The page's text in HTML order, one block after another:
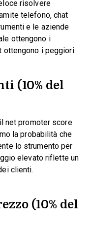
risolvere
telefono, chat
e le aziende
ottengono i
ottengono i peggiori.
(10% del
net promoter score
la probabilità che
lo strumento per
elevato riflette un
clienti.
(10% del